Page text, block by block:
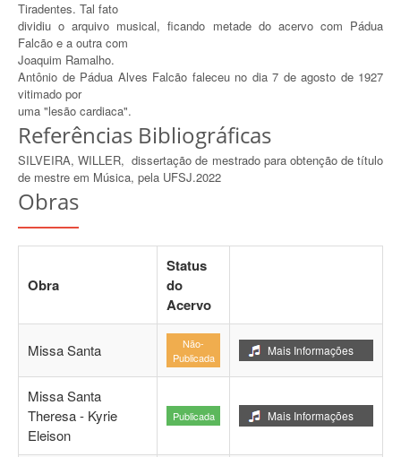
Tiradentes. Tal fato
dividiu o arquivo musical, ficando metade do acervo com Pádua
Falcão e a outra com
Joaquim Ramalho.
Antônio de Pádua Alves Falcão faleceu no dia 7 de agosto de 1927
vitimado por
uma "lesão cardiaca".
Referências Bibliográficas
SILVEIRA, WILLER, dissertação de mestrado para obtenção de título
de mestre em Música, pela UFSJ.2022
Obras
Obra
Status
do
Acervo
Missa Santa
Não-
Publicada
Mais Informações
Missa Santa
Theresa - Kyrie
Eleison
Publicada Mais Informações